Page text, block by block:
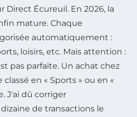
Direct Écureuil. En 2026, la
mature. Chaque
automatiquement :
loisirs, etc. Mais attention :
pas parfaite. Un achat chez
en « Sports » ou en «
J'ai dû corriger
de transactions le